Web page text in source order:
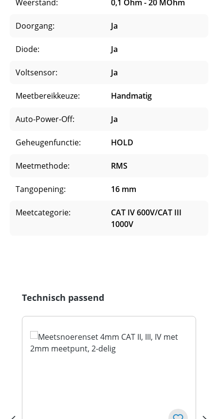
Weerstand: 0,1 Ohm - 20 MOhm
Doorgang: Ja
Diode: Ja
Voltsensor: Ja
Meetbereikkeuze: Handmatig
Auto-Power-Off: Ja
Geheugenfunctie: HOLD
Meetmethode: RMS
Tangopening: 16 mm
Meetcategorie:
CAT IV 600V/CAT III
1000V
Productgalerij overslaan
Technisch passend